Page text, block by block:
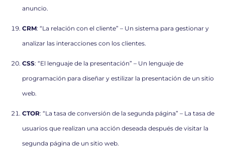
anuncio.
CRM: “La relación con el cliente” – Un sistema para gestionar y
analizar las interacciones con los clientes.
CSS: “El lenguaje de la presentación” – Un lenguaje de
programación para diseñar y estilizar la presentación de un sitio
web.
CTOR: “La tasa de conversión de la segunda página” – La tasa de
usuarios que realizan una acción deseada después de visitar la
segunda página de un sitio web.